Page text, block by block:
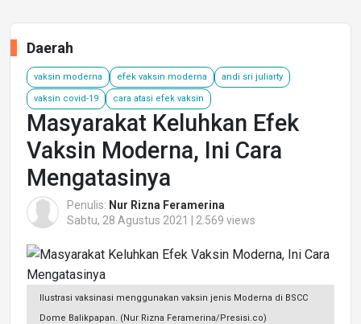
Daerah
vaksin moderna efek vaksin moderna andi sri juliarty
vaksin covid-19 cara atasi efek vaksin
Masyarakat Keluhkan Efek
Vaksin Moderna, Ini Cara
Mengatasinya
Penulis: Nur Rizna Feramerina
Sabtu, 28 Agustus 2021 | 2.569 views
Ilustrasi vaksinasi menggunakan vaksin jenis Moderna di BSCC
Dome Balikpapan. (Nur Rizna Feramerina/Presisi.co)